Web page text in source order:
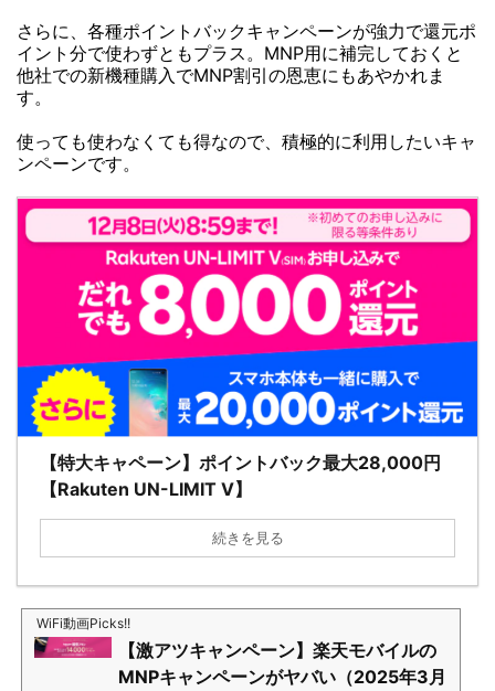
さらに、各種ポイントバックキャンペーンが強力で還元ポ
イント分で使わずともプラス。MNP用に補完しておくと
他社での新機種購入でMNP割引の恩恵にもあやかれま
す。
使っても使わなくても得なので、積極的に利用したいキャ
ンペーンです。
【特大キャペーン】ポイントバック最大28,000円
【Rakuten UN-LIMIT V】
続きを見る
WiFi動画Picks!!
【激アツキャンペーン】楽天モバイルの
MNPキャンペーンがヤバい（2025年3月